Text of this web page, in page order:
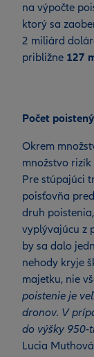
na výpočte
ktorý sa
2 miliárd
približne 127
Počet
Okrem
množstvo
Pre stúpajúci
poisťovňa
druh
vyplývajúcu z
by sa dalo
nehody kryje
majetku, nie
poistenie je
dronov. V
do výšky 950-
Lucia